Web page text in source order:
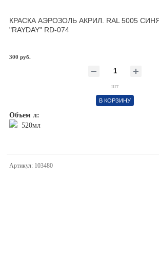
КРАСКА АЭРОЗОЛЬ АКРИЛ. RAL 5005
"RAYDAY" RD-074
300 руб.
шт
В КОРЗИНУ
Объем л:
520мл
Артикул: 103480